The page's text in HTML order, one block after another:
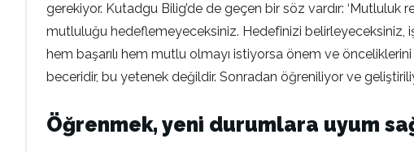
gerekiyor. Kutadgu Bilig’de de geçen bir söz vardır: ‘Mutluluk
mutluluğu hedeflemeyeceksiniz. Hedefinizi belirleyeceksiniz,
hem başarılı hem mutlu olmayı istiyorsa önem ve
beceridir, bu yetenek değildir. Sonradan öğreniliyor ve
Öğrenmek, yeni durumlara uyum